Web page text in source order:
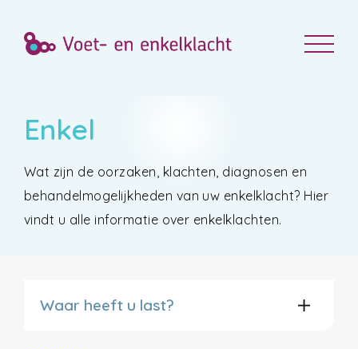
Enkel
Wat zijn de oorzaken, klachten, diagnosen en
behandelmogelijkheden van uw enkelklacht? Hier
vindt u alle informatie over enkelklachten.
Waar heeft u last?